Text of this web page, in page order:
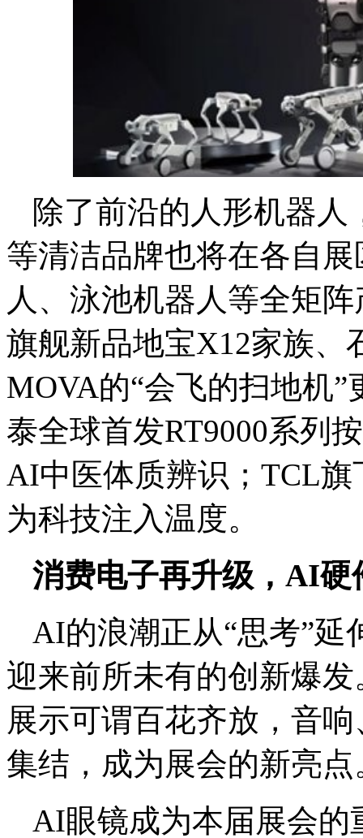
除了前沿的人形机器
等清洁品牌也将在各自
人、泳池机器人等全矩
旗舰新品地宝X12家族、
MOVA的“会飞的扫地机
泰全球首发RT9000系列
AI中医体质辨识；TCL
为科技注入温度。
消费电子再升级，AI硬
AI的浪潮正从“思考”延
迎来前所未有的创新爆
展示可谓百花齐放，音
集结，成为展会的新亮点
AI眼镜成为本届展会的